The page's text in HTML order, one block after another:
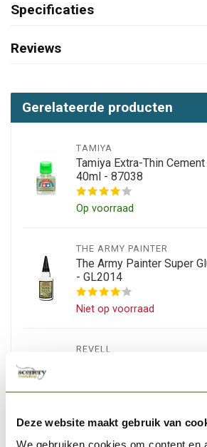
Deze website maakt gebruik van
We gebruiken cookies om content en
Specificaties
Reviews
Gerelateerde producten
TAMIYA
Tamiya Extra-Thin Cement
40ml - 87038
Op voorraad
THE ARMY PAINTER
The Army Painter Super
- GL2014
Niet op voorraad
REVELL